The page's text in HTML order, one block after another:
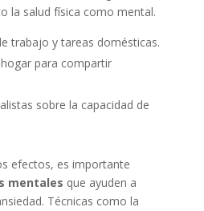
la salud física como mental.
trabajo y tareas domésticas.
para compartir
sobre la capacidad de
efectos, es importante
mentales que ayuden a
Técnicas como la